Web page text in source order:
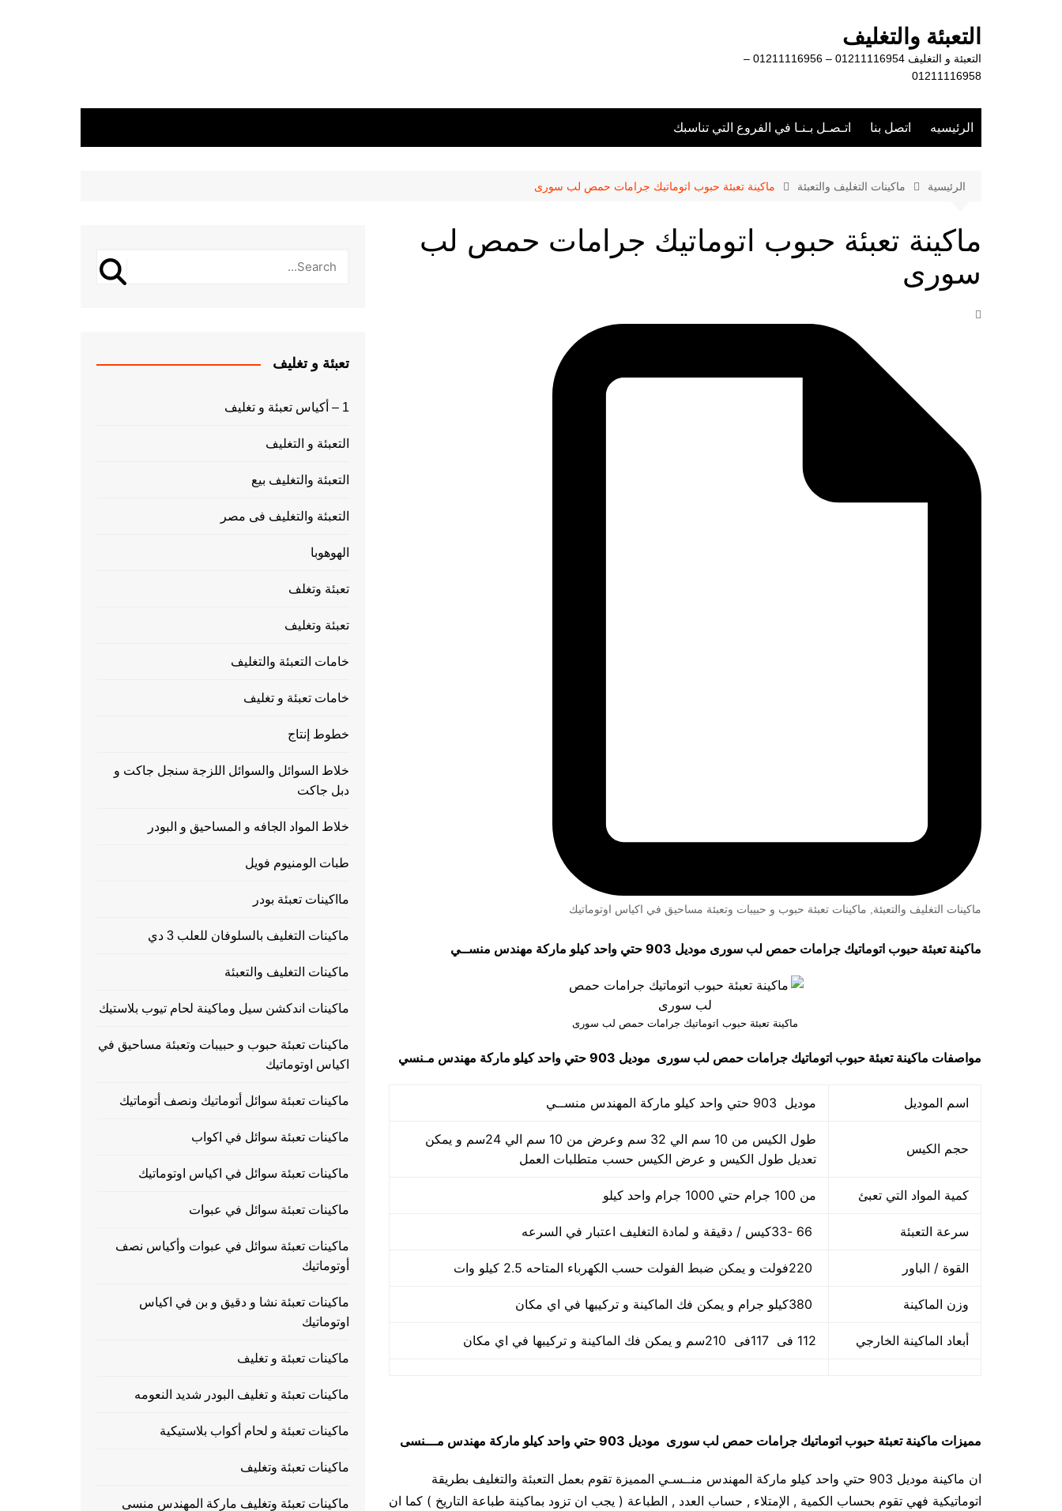
التعبئة والتغليف
التعبئة و التغليف 01211116954 – 01211116956 –
01211116958
الرئيسيه اتصل بنا اتـصـل بـنـا في الفروع التي تناسبك
الرئيسية ماكينات التغليف والتعبئة ماكينة تعبئة حبوب اتوماتيك جرامات حمص لب سورى
ماكينة تعبئة حبوب اتوماتيك جرامات حمص لب
سورى
ماكينات التغليف والتعبئة ماكينات تعبئة حبوب و حبيبات وتعبئة مساحيق في اكياس اوتوماتيك
ماكينة تعبئة حبوب اتوماتيك جرامات حمص لب سورى موديل 903 حتي واحد كيلو ماركة مهندس منســي
ماكينة تعبئة حبوب اتوماتيك جرامات حمص لب سورى
مواصفات ماكينة تعبئة حبوب اتوماتيك جرامات حمص لب سورى موديل 903 حتي واحد كيلو ماركة مهندس مـنسي
اسم الموديل موديل 903 حتي واحد كيلو ماركة المهندس منســي
حجم الكيس
طول الكيس من 10 سم الي 32 سم وعرض من 10 سم الي 24سم و يمكن
تعديل طول الكيس و عرض الكيس حسب متطلبات العمل
كمية المواد التي تعبئ من 100 جرام حتي 1000 جرام واحد كيلو
سرعة التعبئة
القوة / الباور
وزن الماكينة
أبعاد الماكينة الخارجي 112 فى 117فى 210سم و يمكن فك الماكينة و تركيبها في اي مكان
مميزات ماكينة تعبئة حبوب اتوماتيك جرامات حمص لب سورى موديل 903 حتي واحد كيلو ماركة مهندس مـــنسى
ان ماكينة موديل 903 حتي واحد كيلو ماركة المهندس منــسـي المميزة تقوم بعمل التعبئة والتغليف بطريقة
اتوماتيكية فهي تقوم بحساب الكمية , الإمتلاء , حساب العدد , الطباعة ( يجب ان تزود بماكينة طباعة التاريخ ) كما ان
تعبئة و تغليف
1 – أكياس تعبئة و تغليف
التعبئة و التغليف
التعبئة والتغليف بيع
التعبئة والتغليف فى مصر
الهوهوبا
تعبئة وتغلف
تعبئة وتغليف
خامات التعبئة والتغليف
خامات تعبئة و تغليف
خطوط إنتاج
خلاط السوائل والسوائل اللزجة سنجل جاكت و
دبل جاكت
خلاط المواد الجافه و المساحيق و البودر
طبات الومنيوم فويل
مااكينات تعبئة بودر
ماكينات التغليف بالسلوفان للعلب 3 دي
ماكينات التغليف والتعبئة
ماكينات اندكشن سيل وماكينة لحام تيوب بلاستيك
ماكينات تعبئة حبوب و حبيبات وتعبئة مساحيق في
اكياس اوتوماتيك
ماكينات تعبئة سوائل أتوماتيك ونصف أتوماتيك
ماكينات تعبئة سوائل في اكواب
ماكينات تعبئة سوائل في اكياس اوتوماتيك
ماكينات تعبئة سوائل في عبوات
ماكينات تعبئة سوائل في عبوات وأكياس نصف
أوتوماتيك
ماكينات تعبئة نشا و دقيق و بن في اكياس
اوتوماتيك
ماكينات تعبئة و تغليف
ماكينات تعبئة و تغليف البودر شديد النعومه
ماكينات تعبئة و لحام أكواب بلاستيكية
ماكينات تعبئة وتغليف
ماكينات تعبئة وتغليف ماركة المهندس منسى